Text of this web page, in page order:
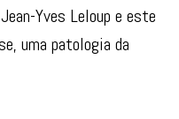
Yves Leloup e este
uma patologia da